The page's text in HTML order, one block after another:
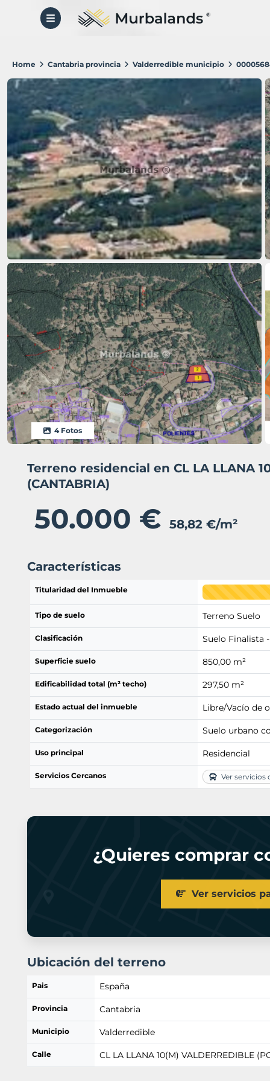
Home Cantabria provincia Valderredible municipio
4 Fotos
Terreno residencial en CL LA LLANA
(CANTABRIA)
50.000 € 58,82 €/m²
Características
Titularidad del Inmueble
Tipo de suelo Terreno Suelo
Clasificación Suelo Finalista
Superficie suelo 850,00 m²
Edificabilidad total (m² techo) 297,50 m²
Estado actual del inmueble Libre/Vacío de
Categorización Suelo urbano
Uso principal Residencial
Servicios Cercanos Ver servicios
¿Quieres comprar
Ver servicios
Ubicación del terreno
Pais España
Provincia Cantabria
Municipio Valderredible
Calle CL LA LLANA 10(M) VALDERREDIBLE